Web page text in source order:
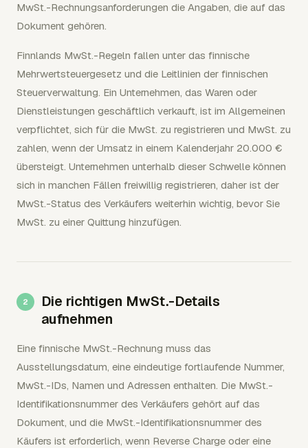
MwSt.-Rechnungsanforderungen die Angaben, die auf das
Dokument gehören.
Finnlands MwSt.-Regeln fallen unter das finnische
Mehrwertsteuergesetz und die Leitlinien der finnischen
Steuerverwaltung. Ein Unternehmen, das Waren oder
Dienstleistungen geschäftlich verkauft, ist im Allgemeinen
verpflichtet, sich für die MwSt. zu registrieren und MwSt. zu
zahlen, wenn der Umsatz in einem Kalenderjahr 20.000 €
übersteigt. Unternehmen unterhalb dieser Schwelle können
sich in manchen Fällen freiwillig registrieren, daher ist der
MwSt.-Status des Verkäufers weiterhin wichtig, bevor Sie
MwSt. zu einer Quittung hinzufügen.
Die richtigen MwSt.-Details
aufnehmen
Eine finnische MwSt.-Rechnung muss das
Ausstellungsdatum, eine eindeutige fortlaufende Nummer,
MwSt.-IDs, Namen und Adressen enthalten. Die MwSt.-
Identifikationsnummer des Verkäufers gehört auf das
Dokument, und die MwSt.-Identifikationsnummer des
Käufers ist erforderlich, wenn Reverse Charge oder eine